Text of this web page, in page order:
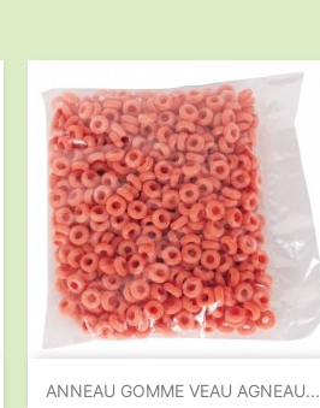
ANNEAU GOMME VEAU AGNEAU...
Aperçu rapide